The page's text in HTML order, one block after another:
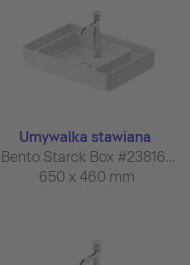
Umywalka stawiana
Bento Starck Box #238165
650 x 460 mm